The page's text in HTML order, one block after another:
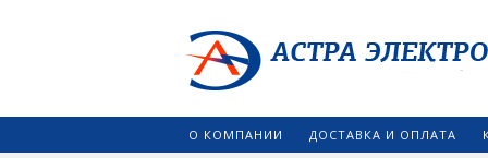
О КОМПАНИИ ДОСТАВКА И ОПЛАТА